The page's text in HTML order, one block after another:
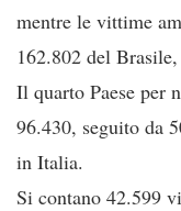
mentre le vittime
162.802 del
Il quarto Paese per
96.430, seguito da
in Italia.
Si contano 42.599